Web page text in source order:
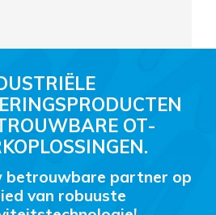
OT-
betrouwbare partner op
van robuuste